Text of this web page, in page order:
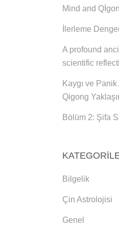
Mind and
İlerleme
A profound
scientific
Kaygı ve
Qigong
Bölüm 2: Şifa
Bilgelik
Çin Astrolojisi
Genel